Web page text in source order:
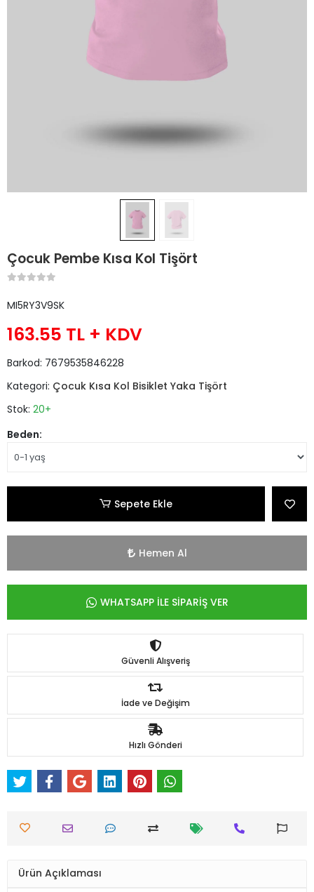
Çocuk Pembe Kısa Kol Tişört
MI5RY3V9SK
163.55 TL + KDV
Barkod: 7679535846228
Kategori: Çocuk Kısa Kol Bisiklet Yaka Tişört
Stok: 20+
Beden:
Sepete Ekle
Hemen Al
WHATSAPP İLE SİPARİŞ VER
Güvenli Alışveriş
İade ve Değişim
Hızlı Gönderi
Ürün Açıklaması